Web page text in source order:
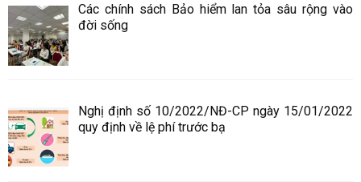
Các chính sách Bảo hiểm lan tỏa sâu rộng vào
đời sống
Nghị định số 10/2022/NĐ-CP ngày 15/01/2022
quy định về lệ phí trước bạ